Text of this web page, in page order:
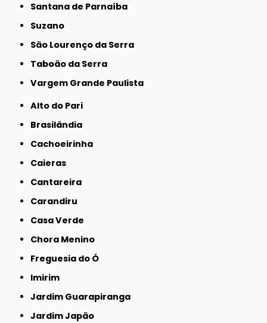
Santana de Parnaíba
Suzano
São Lourenço da Serra
Taboão da Serra
Vargem Grande Paulista
Alto do Pari
Brasilândia
Cachoeirinha
Caieras
Cantareira
Carandiru
Casa Verde
Chora Menino
Freguesia do Ó
Imirim
Jardim Guarapiranga
Jardim Japão